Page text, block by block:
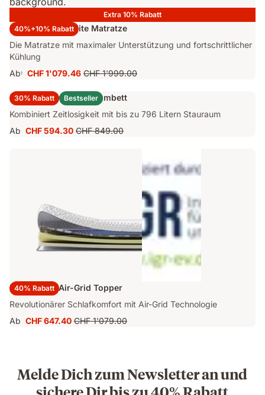
Extra 10% Rabatt
40%+10% Rabatt
Emma Original Elite Matratze
Die Matratze mit maximaler Unterstützung und fortschrittlicher
Kühlung
Ab1
Preis
CHF 1'079.46
CHF 1'079.46 Ursprünglicher
Preis
CHF 1'999.00
CHF 1'999.00
30% Rabatt Bestseller
Emma Original Stauraumbett
Kombiniert Zeitlosigkeit mit bis zu 796 Litern Stauraum
Ab Preis
CHF 594.30 Ursprünglicher
CHF 849.00
40% Rabatt
Emma Luxe Air-Grid Topper
Revolutionärer Schlafkomfort mit Air-Grid Technologie
Ab Preis
CHF 647.40 Ursprünglicher
CHF 1'079.00
Melde Dich zum Newsletter an und